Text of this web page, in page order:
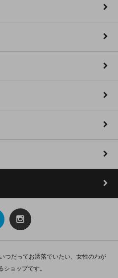
つだってお洒落でいたい、女性のわが
ショップです。